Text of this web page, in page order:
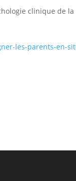
clinique de
les-parents-en-